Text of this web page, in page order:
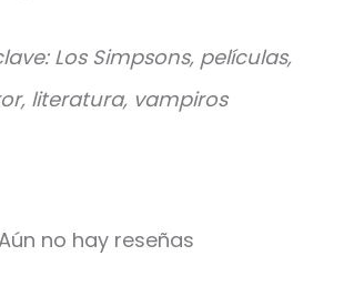
Los Simpsons, películas,
literatura, vampiros
no hay reseñas